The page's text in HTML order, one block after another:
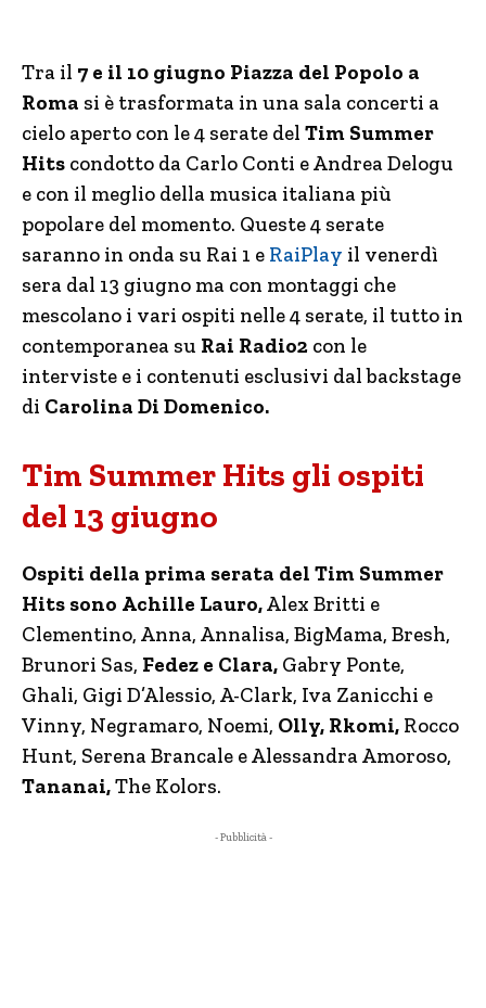
Tra il 7 e il 10 giugno Piazza del Popolo a
Roma si è trasformata in una sala concerti a
cielo aperto con le 4 serate del Tim Summer
Hits condotto da Carlo Conti e Andrea Delogu
e con il meglio della musica italiana più
popolare del momento. Queste 4 serate
saranno in onda su Rai 1 e RaiPlay il venerdì
sera dal 13 giugno ma con montaggi che
mescolano i vari ospiti nelle 4 serate, il tutto in
contemporanea su Rai Radio2 con le
interviste e i contenuti esclusivi dal backstage
di Carolina Di Domenico.
Tim Summer Hits gli ospiti
del 13 giugno
Ospiti della prima serata del Tim Summer
Hits sono Achille Lauro,Alex Britti e
Clementino, Anna, Annalisa, BigMama, Bresh,
Brunori Sas, Fedez e Clara, Gabry Ponte,
Ghali, Gigi D’Alessio, A-Clark, Iva Zanicchi e
Vinny, Negramaro, Noemi, Olly, Rkomi, Rocco
Hunt, Serena Brancale e Alessandra Amoroso,
Tananai,The Kolors.
- Pubblicità -